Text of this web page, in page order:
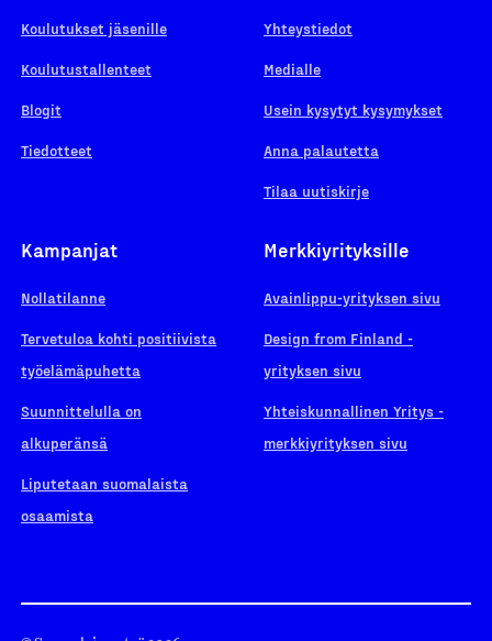
Koulutukset jäsenille
Koulutustallenteet
Blogit
Tiedotteet
Yhteystiedot
Medialle
Usein kysytyt kysymykset
Anna palautetta
Tilaa uutiskirje
Kampanjat
Nollatilanne
Tervetuloa kohti positiivista
työelämäpuhetta
Suunnittelulla on
alkuperänsä
Liputetaan suomalaista
osaamista
Merkkiyrityksille
Avainlippu-yrityksen sivu
Design from Finland -
yrityksen sivu
Yhteiskunnallinen Yritys -
merkkiyrityksen sivu